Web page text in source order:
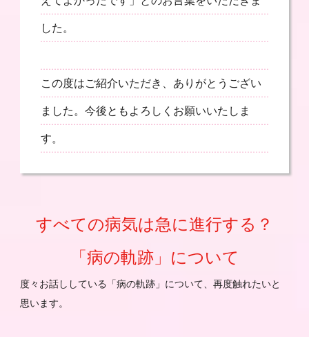
した。
この度はご紹介いただき、ありがとうござい
ました。今後ともよろしくお願いいたしま
す。
すべての病気は急に進行する？
「病の軌跡」について
度々お話ししている「病の軌跡」について、再度触れたいと
思います。